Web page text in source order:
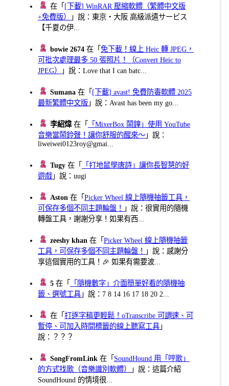
在「 [下載] WinRAR 壓縮軟體（繁體中文版
+免費版）
」說：東京・大阪 高級派遣サービス
【千夏の伊...
bowie 2674 在「免下載！線上 Heic 轉 JPEG，
可批次處理最多 50 張照片！（Convert Heic to
JPEG）
」說：Love that I can batc...
Sumana 在「 [下載] avast! 免費防毒軟體 2025
最新繁體中文版 」說：Avast has been my go...
李紹煒在「
「MixerBox 鬧鐘」使用 YouTube
音樂當鬧鈴聲！讓你舒服的醒來～ 」說：
liweiwei0123roy@gmai...
Tugy 在「
「打地鼠學唐詩」讓你長智慧的好
遊戲 」說：uugi
Aston 在「Picker Wheel 線上隨機抽籤工具，
可保存多個不同主題輪盤！
」說：很實用的隨機
轉盤工具，謝謝分享！如果有西...
zeeshy khan 在「Picker Wheel 線上隨機抽籤
工具，可保存多個不同主題輪盤！
」說：感謝分
享這個實用的工具！🎉 如果有需要波...
5 在「
「隨機數字」介面簡單好看的隨機抽
籤、選號工具 」說：7 8 14 16 17 18 20 2...
在「打逐字稿更輕鬆！oTranscribe 可調速、可
暫停、可加入時間標籤的線上聽寫工具 」
說：？？？
SongFromLink 在「 SoundHound 用「哼歌」
的方式找歌（音樂識別軟體）
」說：這篇介紹
SoundHound 的情境很...